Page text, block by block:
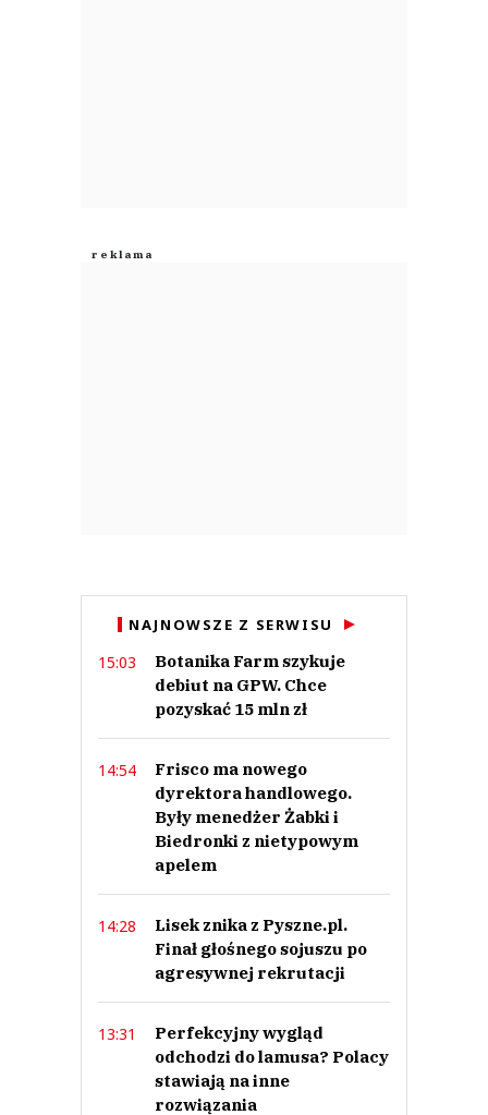
NAJNOWSZE Z SERWISU
15:03
Botanika Farm szykuje
debiut na GPW. Chce
pozyskać 15 mln zł
14:54
Frisco ma nowego
dyrektora handlowego.
Były menedżer Żabki i
Biedronki z nietypowym
apelem
14:28
Lisek znika z Pyszne.pl.
Finał głośnego sojuszu po
agresywnej rekrutacji
13:31
Perfekcyjny wygląd
odchodzi do lamusa? Polacy
stawiają na inne
rozwiązania